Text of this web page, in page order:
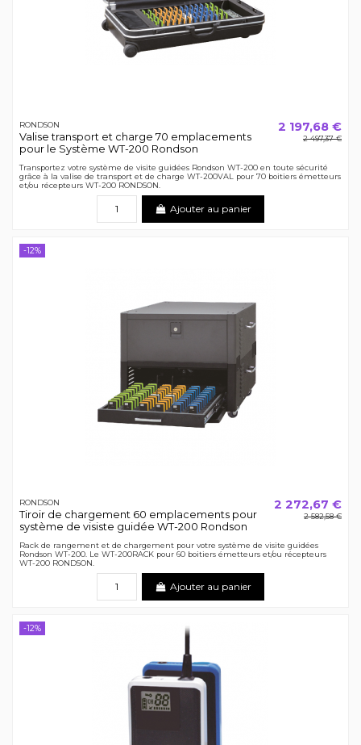
RONDSON
Valise transport et charge 70 emplacements
pour le Système WT-200 Rondson
2 197,68 €
2 497,37 €
Transportez votre système de visite guidées Rondson WT-200 en toute sécurité
grâce à la valise de transport et de charge WT-200VAL pour 70 boitiers émetteurs
et/ou récepteurs WT-200 RONDSON.
Ajouter au panier
-12%
RONDSON
Tiroir de chargement 60 emplacements pour
système de visiste guidée WT-200 Rondson
2 272,67 €
2 582,58 €
Rack de rangement et de chargement pour votre système de visite guidées
Rondson WT-200. Le WT-200RACK pour 60 boitiers émetteurs et/ou récepteurs
WT-200 RONDSON.
Ajouter au panier
-12%